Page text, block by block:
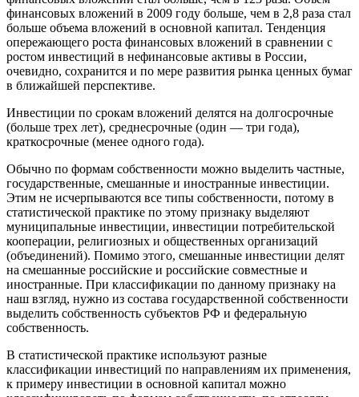
финансовых вложений в 2009 году больше, чем в 2,8 раза стал
больше объема вложений в основной капитал. Тенденция
опережающего роста финансовых вложений в сравнении с
ростом инвестиций в нефинансовые активы в России,
очевидно, сохранится и по мере развития рынка ценных бумаг
в ближайшей перспективе.
Инвестиции по срокам вложений делятся на долгосрочные
(больше трех лет), среднесрочные (один — три года),
краткосрочные (менее одного года).
Обычно по формам собственности можно выделить частные,
государственные, смешанные и иностранные инвестиции.
Этим не исчерпываются все типы собственности, потому в
статистической практике по этому признаку выделяют
муниципальные инвестиции, инвестиции потребительской
кооперации, религиозных и общественных организаций
(объединений). Помимо этого, смешанные инвестиции делят
на смешанные российские и российские совместные и
иностранные. При классификации по данному признаку на
наш взгляд, нужно из состава государственной собственности
выделить собственность субъектов РФ и федеральную
собственность.
В статистической практике используют разные
классификации инвестиций по направлениям их применения,
к примеру инвестиции в основной капитал можно